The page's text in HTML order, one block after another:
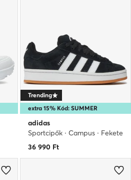
extra 15% Kód: SUMMER
Trending
adidas
Sportcipők · Campus · Fekete
36 990 Ft